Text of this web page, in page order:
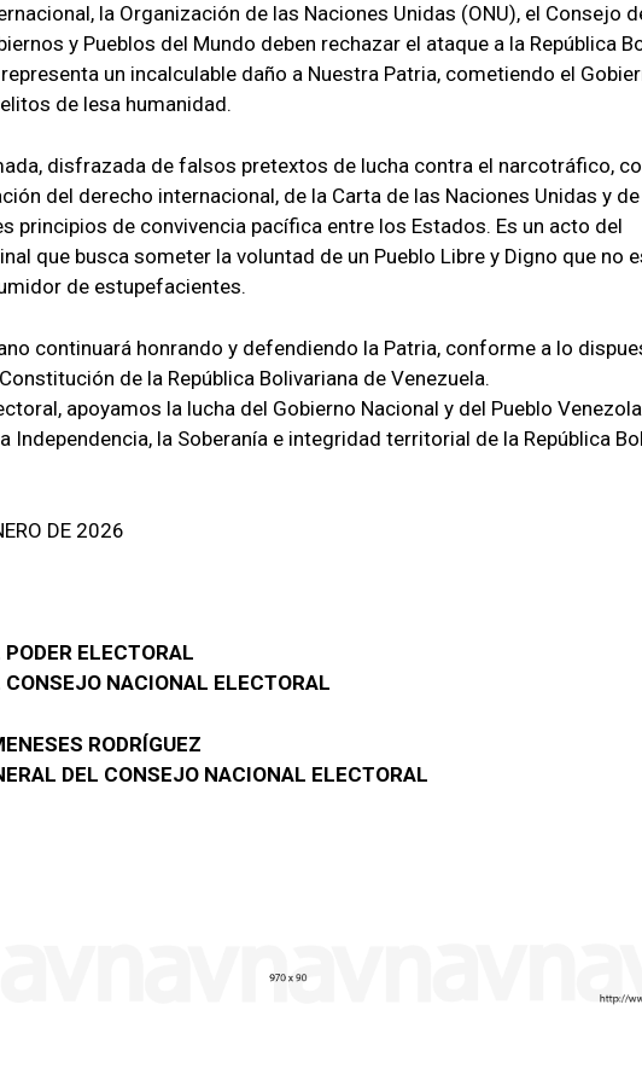
la Organización de las Naciones Unidas (ONU), el Consejo
y Pueblos del Mundo deben rechazar el ataque a la República
un incalculable daño a Nuestra Patria, cometiendo el
de lesa humanidad.
disfrazada de falsos pretextos de lucha contra el narcotráfico,
del derecho internacional, de la Carta de las Naciones Unidas y
principios de convivencia pacífica entre los Estados. Es un acto del
que busca someter la voluntad de un Pueblo Libre y Digno que no
de estupefacientes.
continuará honrando y defendiendo la Patria, conforme a lo
de la República Bolivariana de Venezuela.
apoyamos la lucha del Gobierno Nacional y del Pueblo
Independencia, la Soberanía e integridad territorial de la República
DE 2026
ELECTORAL
CONSEJO NACIONAL ELECTORAL
RODRÍGUEZ
DEL CONSEJO NACIONAL ELECTORAL